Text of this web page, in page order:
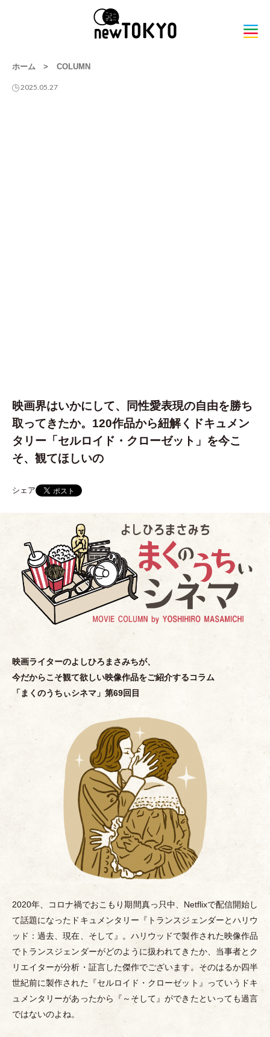
ホーム > COLUMN
2025.05.27
映画界はいかにして、同性愛表現の自由を勝ち
取ってきたか。120作品から紐解くドキュメン
タリー「セルロイド・クローゼット」を今こ
そ、観てほしいの
シェア
映画ライターのよしひろまさみちが、
今だからこそ観て欲しい映像作品をご紹介するコラム
「まくのうちぃシネマ 」 第69回目
2020年、コロナ禍でおこもり期間真っ只中、Netflixで配信開始し
て話題になったドキュメンタリー『トランスジェンダーとハリウ
ッド：過去、現在、そして』。ハリウッドで製作された映像作品
でトランスジェンダーがどのように扱われてきたか、当事者とク
リエイターが分析 ・ 証言した傑作でございます。そのはるか四半
世紀前に製作された『セルロイド ・ クローゼット』っていうドキ
ュメンタリーがあったから『～そして』ができたといっても過言
ではないのよね。